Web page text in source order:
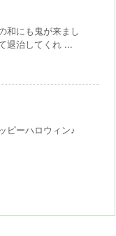
和にも鬼が来まし
退治してくれ ...
ピーハロウィン♪